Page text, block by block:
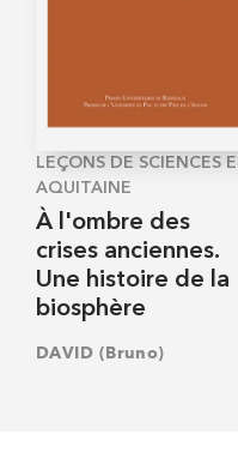
LEÇONS DE SCIENCES
AQUITAINE
À l'ombre des
crises anciennes.
Une histoire de la
biosphère
DAVID (Bruno)